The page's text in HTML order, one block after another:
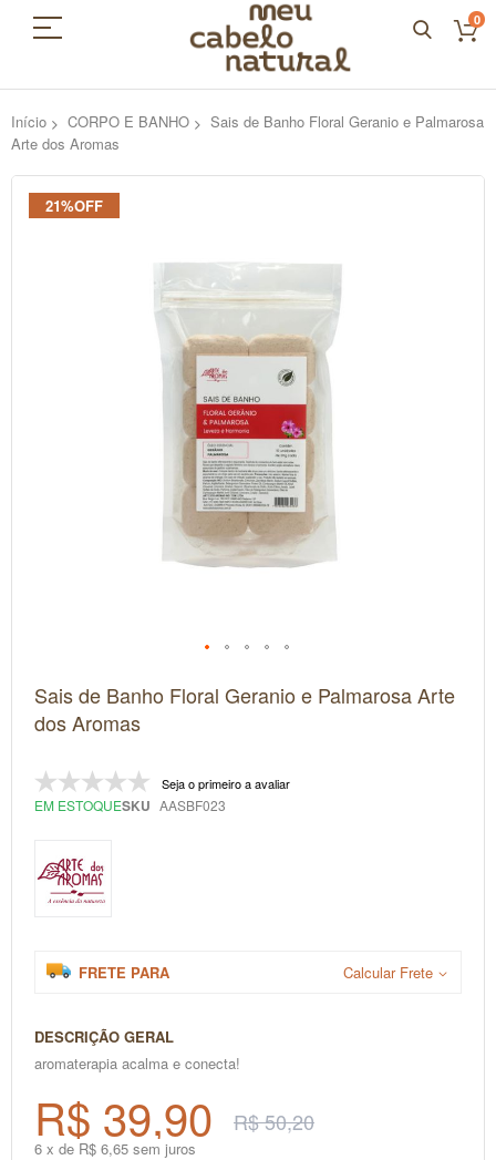
0
Início CORPO E BANHO
Sais de Banho Floral Geranio e Palmarosa
Arte dos Aromas
Pular
para
21%OFF
para
início
Galeria
de
imagens
Sais de Banho Floral Geranio e Palmarosa Arte
dos Aromas
Seja o primeiro a avaliar
EM ESTOQUESKU AASBF023
FRETE PARA Calcular Frete
DESCRIÇÃO GERAL
aromaterapia acalma e conecta!
R$ 39,90 R$ 50,20
6 x de R$ 6,65 sem juros